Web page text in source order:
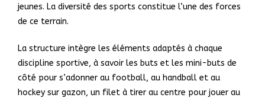
jeunes. La diversité des sports constitue l’une des forces
de ce terrain.
La structure intègre les éléments adaptés à chaque
discipline sportive, à savoir les buts et les mini-buts de
côté pour s’adonner au football, au handball et au
hockey sur gazon, un filet à tirer au centre pour jouer au